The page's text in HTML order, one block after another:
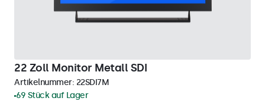
22 Zoll Monitor Metall SDI
Artikelnummer: 22SDI7M
69 Stück auf Lager